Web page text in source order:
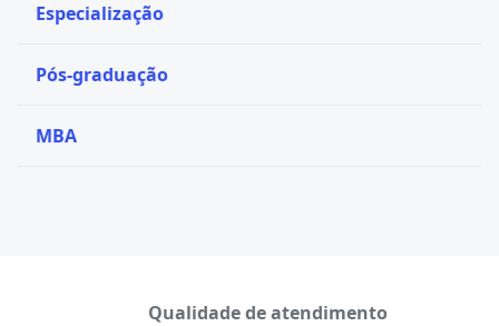
Especialização
Pós-graduação
MBA
Qualidade de atendimento